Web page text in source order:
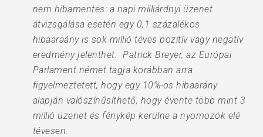
nem hibamentes: a napi milliárdnyi üzenet
átvizsgálása esetén egy 0,1 százalékos
hibaaraány is sok millió téves pozitív vagy negatív
eredmény jelenthet. Patrick Breyer, az Európai
Parlament német tagja korábban arra
figyelmeztetett, hogy egy 10%-os hibaarány
alapján valószínűsíthető, hogy évente több mint 3
millió üzenet és fénykép kerülne a nyomozók elé
tévesen.